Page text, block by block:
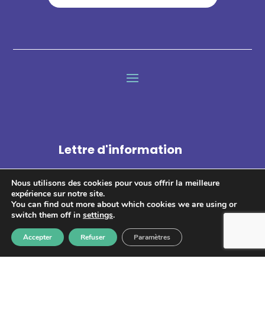
Lettre d'information
enregistrées et transmises à GPS pour le traitement de votre
Nous utilisons des cookies pour vous offrir la meilleure
expérience sur notre site.
You can find out more about which cookies we are using or
switch them off in settings.
Accepter Refuser Paramètres